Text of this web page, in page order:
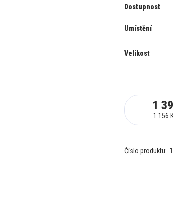
Dostupnost
Umístění
Velikost
1
1 156
Číslo produktu: